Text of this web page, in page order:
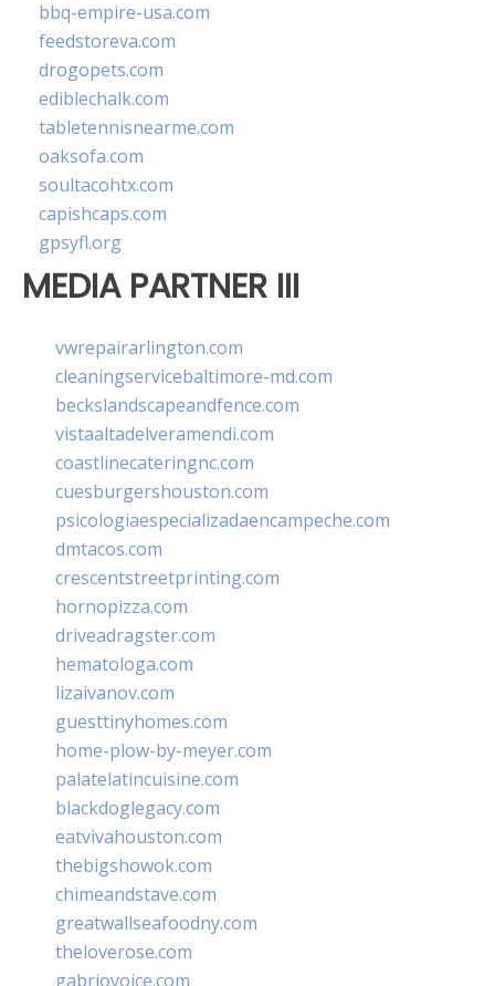
bbq-empire-usa.com
feedstoreva.com
drogopets.com
ediblechalk.com
tabletennisnearme.com
oaksofa.com
soultacohtx.com
capishcaps.com
gpsyfl.org
MEDIA PARTNER III
vwrepairarlington.com
cleaningservicebaltimore-md.com
beckslandscapeandfence.com
vistaaltadelveramendi.com
coastlinecateringnc.com
cuesburgershouston.com
psicologiaespecializadaencampeche.com
dmtacos.com
crescentstreetprinting.com
hornopizza.com
driveadragster.com
hematologa.com
lizaivanov.com
guesttinyhomes.com
home-plow-by-meyer.com
palatelatincuisine.com
blackdoglegacy.com
eatvivahouston.com
thebigshowok.com
chimeandstave.com
greatwallseafoodny.com
theloverose.com
gabriovoice.com